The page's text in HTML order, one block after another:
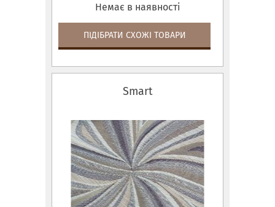
Немає в наявності
ПІДІБРАТИ СХОЖІ ТОВАРИ
Smart